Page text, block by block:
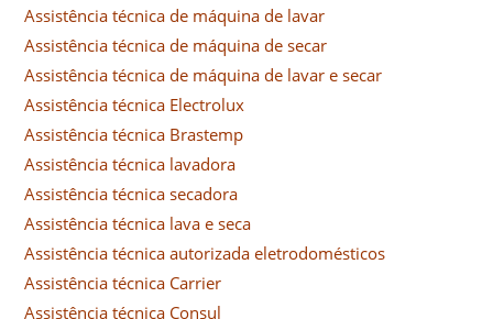
Assistência técnica de máquina de lavar
Assistência técnica de máquina de secar
Assistência técnica de máquina de lavar e secar
Assistência técnica Electrolux
Assistência técnica Brastemp
Assistência técnica lavadora
Assistência técnica secadora
Assistência técnica lava e seca
Assistência técnica autorizada eletrodomésticos
Assistência técnica Carrier
Assistência técnica Consul